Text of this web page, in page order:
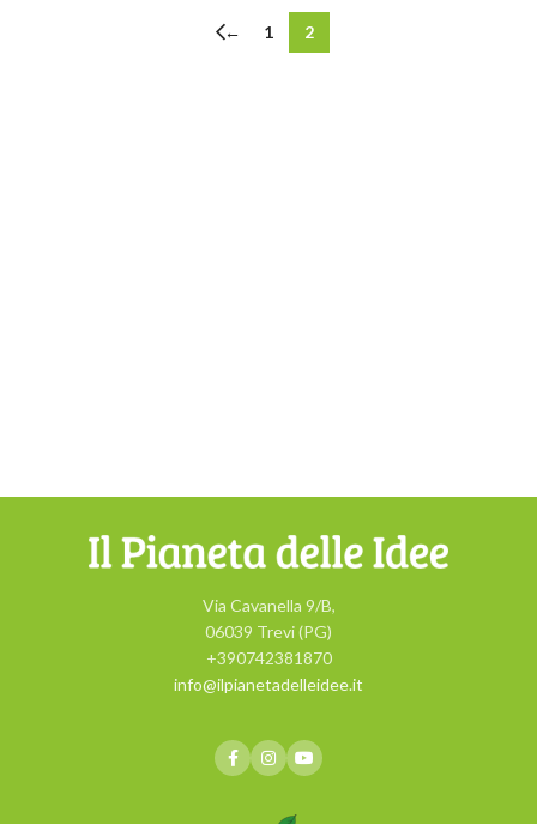
← 1 2
Via Cavanella 9/B,
06039 Trevi (PG)
+390742381870
info@ilpianetadelleidee.it